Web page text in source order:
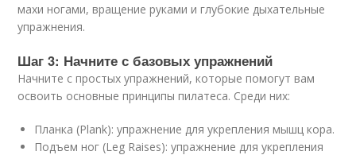
махи ногами, вращение руками и глубокие дыхательные
упражнения.
Шаг 3: Начните с базовых упражнений
Начните с простых упражнений, которые помогут вам
освоить основные принципы пилатеса. Среди них:
Планка (Plank): упражнение для укрепления мышц кора.
Подъем ног (Leg Raises): упражнение для укрепления